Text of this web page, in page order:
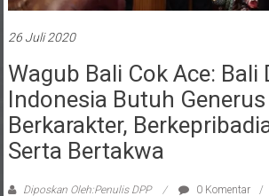
Indonesia Butuh Generus
Berkarakter,
Serta Bertakwa
Bali,Berkarakter,Cok Ace,Corona ,Covid-19,Generus